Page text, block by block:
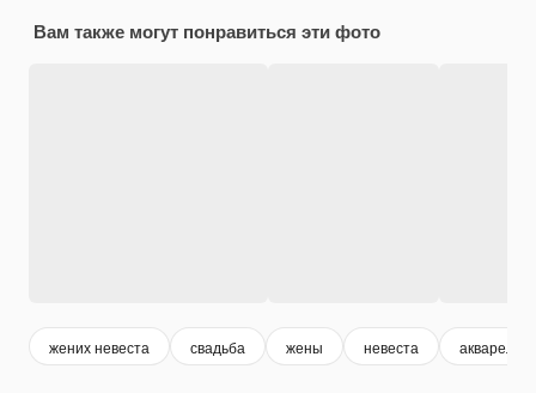
Вам также могут понравиться эти фото
жених невеста свадьба жены невеста акварель